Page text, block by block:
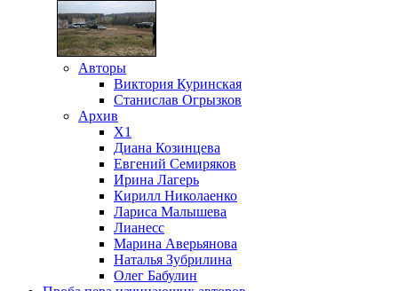
Авторы
Виктория Куринская
Станислав Огрызков
Архив
X1
Диана Козинцева
Евгений Семиряков
Ирина Лагерь
Кирилл Николаенко
Лариса Малышева
Лианесс
Марина Аверьянова
Наталья Зубрилина
Олег Бабулин